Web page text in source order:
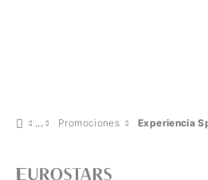
Promociones Experiencia